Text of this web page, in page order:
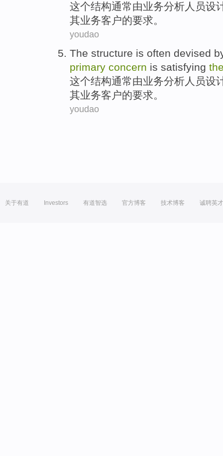
这个结构通常由业务分析人员设
其业务客户的要求。
youdao
The structure is often devised
primary concern is satisfying
这个结构通常由业务分析人员设
其业务客户的要求。
youdao
关于有道 Investors 有道智选 官方博客 技术博客 诚聘英才